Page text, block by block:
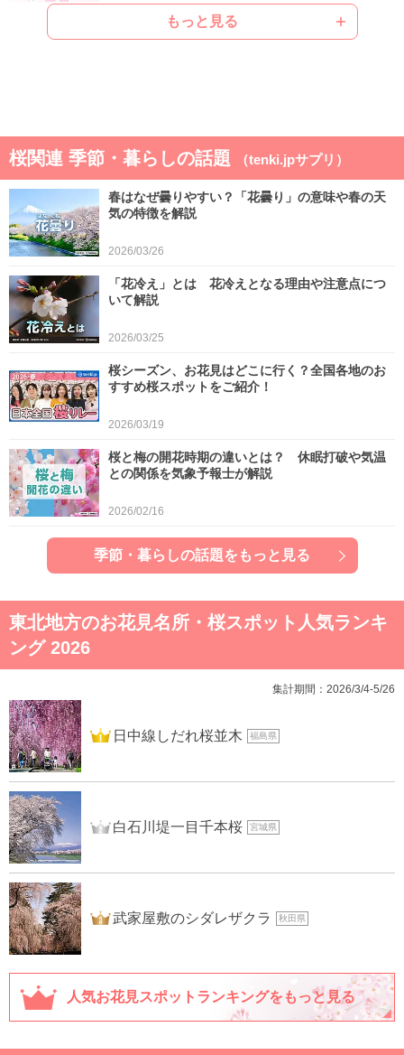
もっと見る
2026/04/22
ゴールデンウィークは晴れと雨が交互 晴れると
気象予報士の解説をもっと見る
桜関連 季節・暮らしの話題 （tenki.jpサプリ）
春はなぜ曇りやすい？「花曇り」の意味や春の天
気の特徴を解説
2026/03/26
「花冷え」とは 花冷えとなる理由や注意点につ
いて解説
2026/03/25
桜シーズン、お花見はどこに行く？全国各地のお
すすめ桜スポットをご紹介！
2026/03/19
桜と梅の開花時期の違いとは？ 休眠打破や気温
との関係を気象予報士が解説
2026/02/16
季節・暮らしの話題をもっと見る
東北地方のお花見名所・桜スポット人気ランキ
ング 2026
集計期間：2026/3/4-5/26
1位 日中線しだれ桜並木 福島県
2位白石川堤一目千本桜 宮城県
3位武家屋敷のシダレザクラ 秋田県
人気お花見スポットランキングをもっと見る